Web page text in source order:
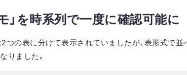
」を時系列で一度に確認可能に
2つの表に分けて表示されていましたが、表形式で
りました。